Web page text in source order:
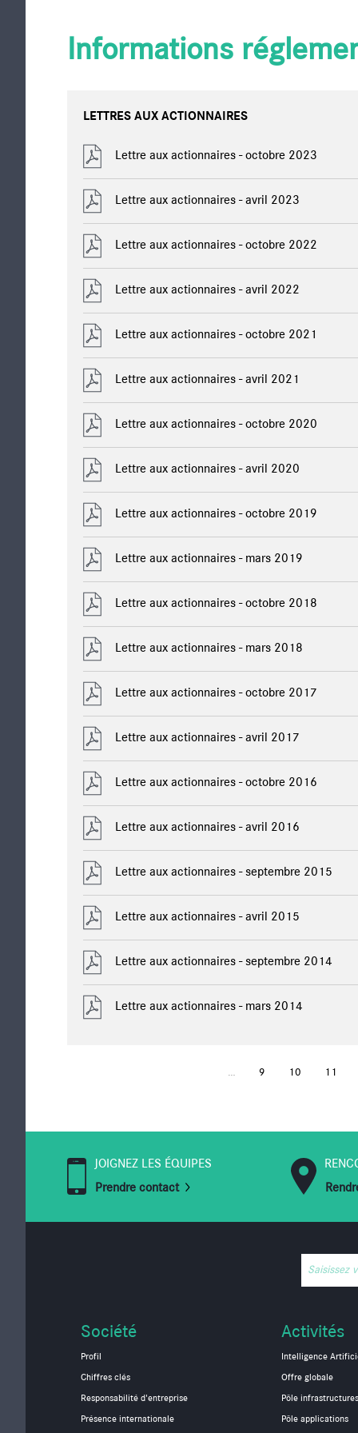
Informations
LETTRES AUX ACTIONNAIRES
Lettre aux actionnaires - octobre 2023
Lettre aux actionnaires - avril 2023
Lettre aux actionnaires - octobre 2022
Lettre aux actionnaires - avril 2022
Lettre aux actionnaires - octobre 2021
Lettre aux actionnaires - avril 2021
Lettre aux actionnaires - octobre 2020
Lettre aux actionnaires - avril 2020
Lettre aux actionnaires - octobre 2019
Lettre aux actionnaires - mars 2019
Lettre aux actionnaires - octobre 2018
Lettre aux actionnaires - mars 2018
Lettre aux actionnaires - octobre 2017
Lettre aux actionnaires - avril 2017
Lettre aux actionnaires - octobre 2016
Lettre aux actionnaires - avril 2016
Lettre aux actionnaires - septembre 2015
Lettre aux actionnaires - avril 2015
Lettre aux actionnaires - septembre 2014
Lettre aux actionnaires - mars 2014
9 10 11
JOIGNEZ LES ÉQUIPES
Prendre contact
Saisissez
Société
Profil
Chiffres clés
Responsabilité d'entreprise
Présence internationale
Activités
Intelligence
Offre globale
Pôle
Pôle applications